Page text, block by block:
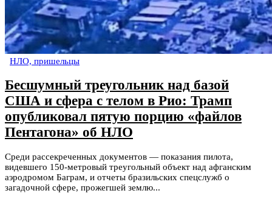
НЛО, пришельцы
Бесшумный треугольник над базой
США и сфера с телом в Рио: Трамп
опубликовал пятую порцию «файлов
Пентагона» об НЛО
Среди рассекреченных документов — показания пилота,
видевшего 150-метровый треугольный объект над афганским
аэродромом Баграм, и отчеты бразильских спецслужб о
загадочной сфере, прожегшей землю...